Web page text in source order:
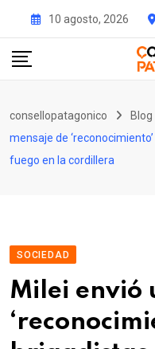
content
10 agosto, 2026
consellopatagonico Blog
mensaje de
fuego en la cordillera
SOCIEDAD
Milei envió